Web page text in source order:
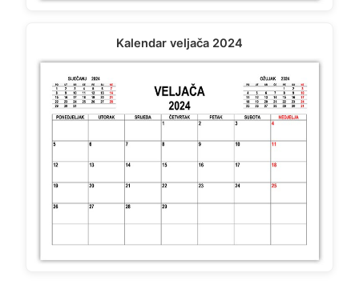
Kalendar veljača 2024